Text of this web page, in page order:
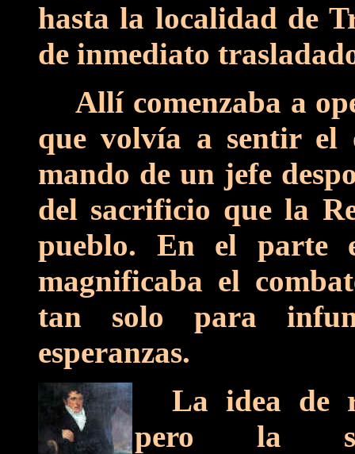
hasta la localidad de
de inmediato
Allí comenzaba a
que volvía a sentir el
mando de un jefe
del sacrificio que la
pueblo. En el parte
magnificaba el
tan solo para
esperanzas.
La idea de
pero la